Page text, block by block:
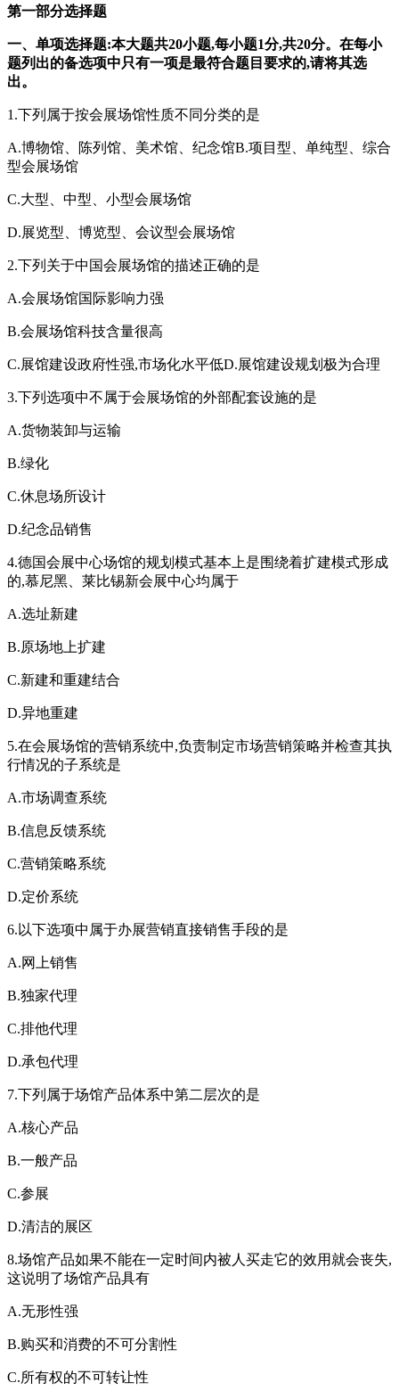
第一部分选择题
一、单项选择题:本大题共20小题,每小题1分,共20分。在每小
题列出的备选项中只有一项是最符合题目要求的,请将其选
出。
1.下列属于按会展场馆性质不同分类的是
A.博物馆、陈列馆、美术馆、纪念馆B.项目型、单纯型、综合
型会展场馆
C.大型、中型、小型会展场馆
D.展览型、博览型、会议型会展场馆
2.下列关于中国会展场馆的描述正确的是
A.会展场馆国际影响力强
B.会展场馆科技含量很高
C.展馆建设政府性强,市场化水平低D.展馆建设规划极为合理
3.下列选项中不属于会展场馆的外部配套设施的是
A.货物装卸与运输
B.绿化
C.休息场所设计
D.纪念品销售
4.德国会展中心场馆的规划模式基本上是围绕着扩建模式形成
的,慕尼黑、莱比锡新会展中心均属于
A.选址新建
B.原场地上扩建
C.新建和重建结合
D.异地重建
5.在会展场馆的营销系统中,负责制定市场营销策略并检查其执
行情况的子系统是
A.市场调查系统
B.信息反馈系统
C.营销策略系统
D.定价系统
6.以下选项中属于办展营销直接销售手段的是
A.网上销售
B.独家代理
C.排他代理
D.承包代理
7.下列属于场馆产品体系中第二层次的是
A.核心产品
B.一般产品
C.参展
D.清洁的展区
8.场馆产品如果不能在一定时间内被人买走它的效用就会丧失,
这说明了场馆产品具有
A.无形性强
B.购买和消费的不可分割性
C.所有权的不可转让性